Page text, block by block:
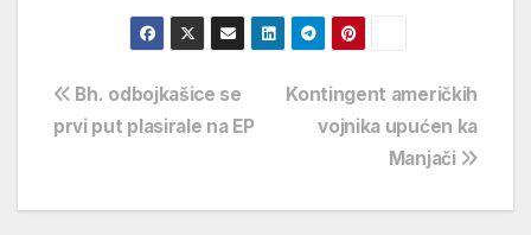
Navigacija
objava
Kontingent američkih
vojnika upućen ka
Manjači
Bh. odbojkašice se
prvi put plasirale na EP